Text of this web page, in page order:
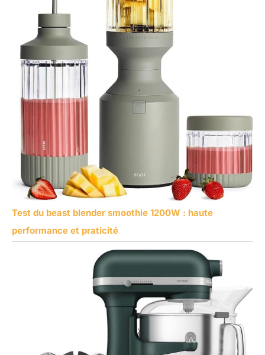
Test du beast blender smoothie 1200W : haute
performance et praticité